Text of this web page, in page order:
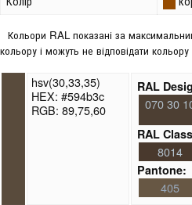
Кольори RAL показані за
кольору і можуть не відповідати кольору
hsv(30,33,35)
HEX: #594b3c
RGB: 89,75,60
RAL
070 30
RAL
8014
Pantone:
405